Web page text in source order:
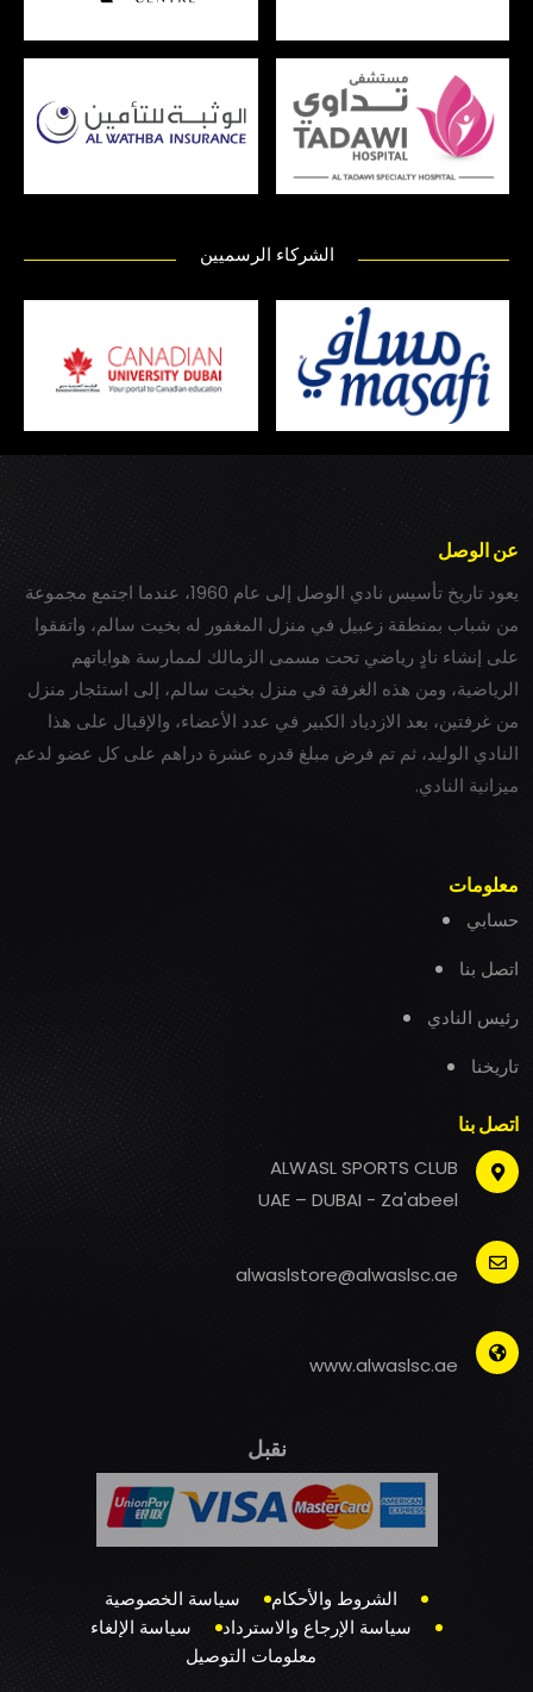
الشركاء الرسميين
عن الوصل
يعود تاريخ تأسيس نادي الوصل إلى عام 1960، عندما اجتمع مجموعة
من شباب بمنطقة زعبيل في منزل المغفور له بخيت سالم، واتفقوا
على إنشاء نادٍ رياضي تحت مسمى الزمالك لممارسة هواياتهم
الرياضية، ومن هذه الغرفة في منزل بخيت سالم، إلى استئجار منزل
من غرفتين، بعد الازدياد الكبير في عدد الأعضاء، والإقبال على هذا
النادي الوليد، ثم تم فرض مبلغ قدره عشرة دراهم على كل عضو لدعم
ميزانية النادي.
معلومات
حسابي
اتصل بنا
رئيس النادي
تاريخنا
اتصل بنا
ALWASL SPORTS CLUB
UAE – DUBAI - Za'abeel
alwaslstore@alwaslsc.ae
www.alwaslsc.ae
نقبل
الشروط والأحكام
سياسة الخصوصية
سياسة الإرجاع والاسترداد
سياسة الإلغاء
معلومات التوصيل